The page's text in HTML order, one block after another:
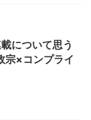
について思う
×コンプライ